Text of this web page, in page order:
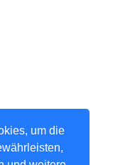
um die